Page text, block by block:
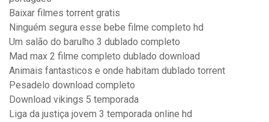
Baixar filmes torrent gratis
Ninguém segura esse bebe filme completo hd
Um salão do barulho 3 dublado completo
Mad max 2 filme completo dublado download
Animais fantasticos e onde habitam dublado torrent
Pesadelo download completo
Download vikings 5 temporada
Liga da justiça jovem 3 temporada online hd